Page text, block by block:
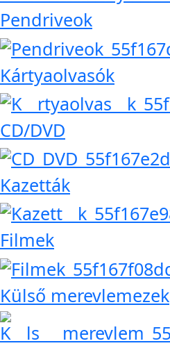
Pendriveok
Kártyaolvasók
CD/DVD
Kazetták
Filmek
Külső merevlemezek